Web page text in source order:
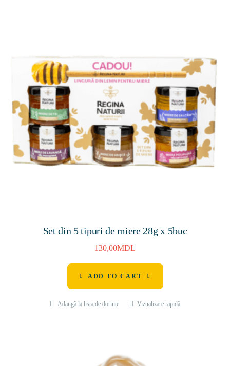
Set din 5 tipuri de miere 28g x 5buc
130,00MDL
ADD TO CART
Adaugă la lista de dorințe Vizualizare rapidă